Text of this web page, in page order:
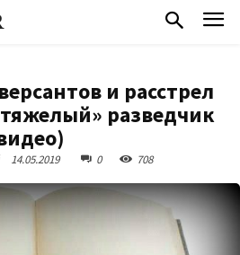
и расстрел
разведчик
14.05.2019 0 708